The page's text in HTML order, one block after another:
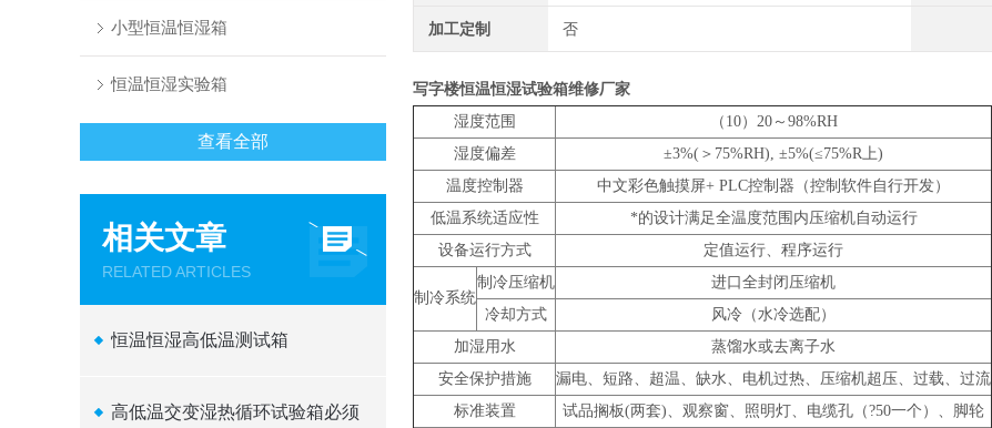
小型恒温恒湿箱
恒温恒湿实验箱
查看全部
相关文章
RELATED ARTICLES
恒温恒湿高低温测试箱
高低温交变湿热循环试验箱必须
加工定制 否
写字楼恒温恒湿试验箱维修厂家
湿度范围
（10）20～98%RH
湿度偏差
±3%(＞75%RH), ±5%(≤75%R上)
温度控制器
中文彩色触摸屏+ PLC控制器（控制软件自行开发）
低温系统适应性
*的设计满足全温度范围内压缩机自动运行
设备运行方式
定值运行、程序运行
制冷系统
制冷压缩机
进口全封闭压缩机
冷却方式
风冷（水冷选配）
加湿用水
蒸馏水或去离子水
安全保护措施
漏电、短路、超温、缺水、电机过热、压缩机超压、过载、过流
标准装置
试品搁板(两套)、观察窗、照明灯、电缆孔（?50一个）、脚轮